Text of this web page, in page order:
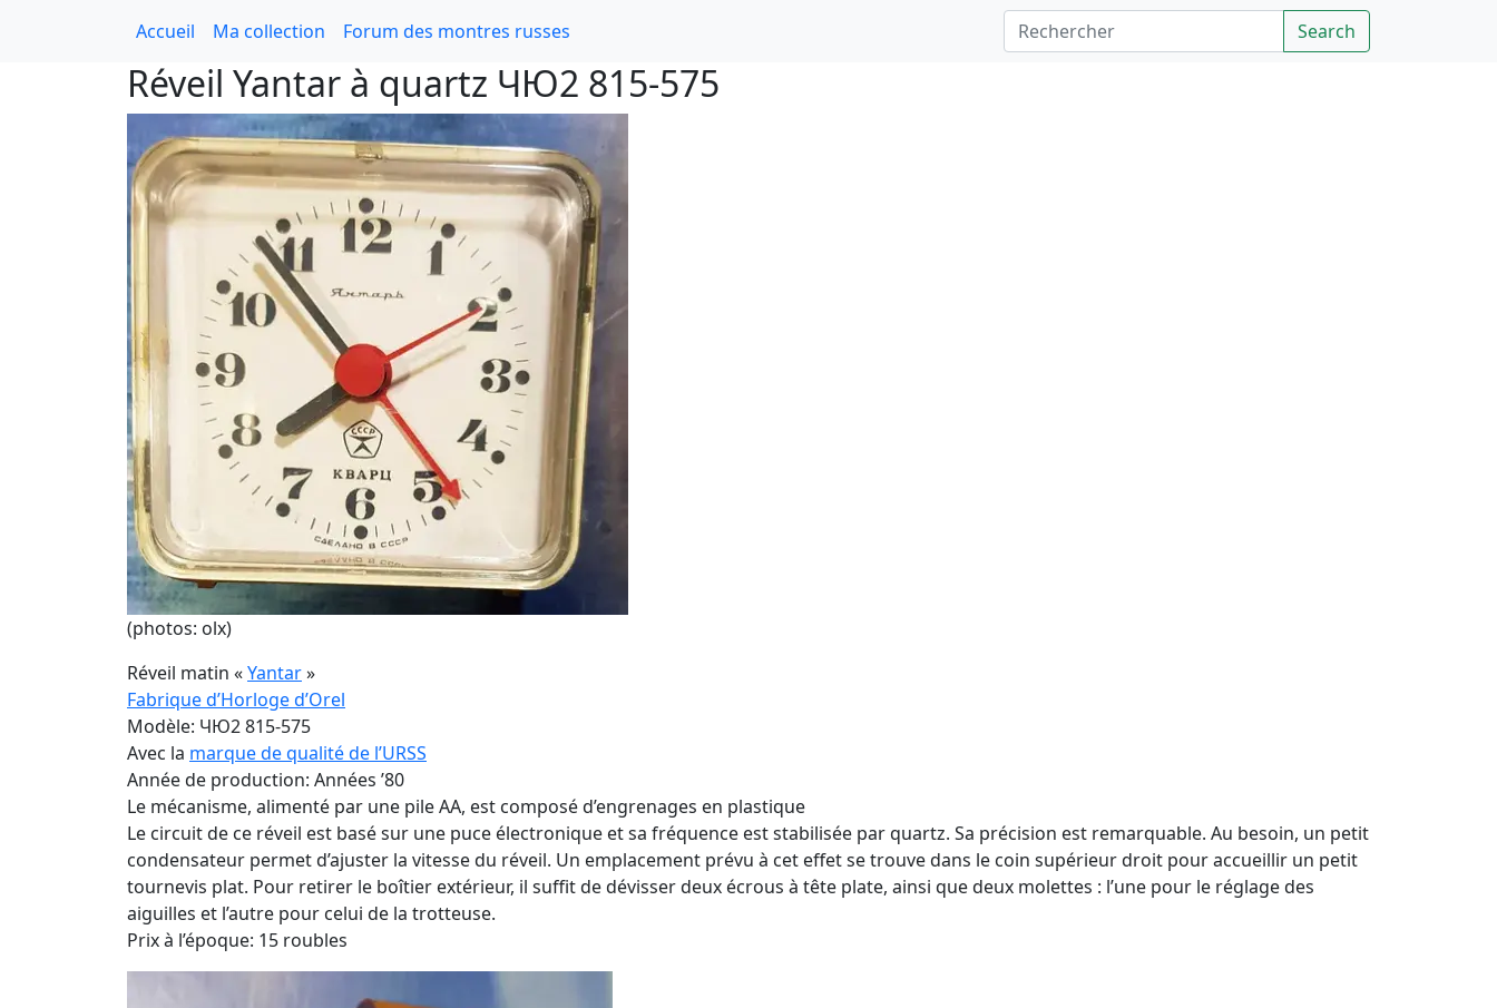
Accueil Ma collection Forum des montres russes Rechercher
Search
Réveil Yantar à quartz ЧЮ2 815-575
(photos: olx)
Réveil matin «Yantar»
Fabrique d’Horloge d’Orel
Modèle: ЧЮ2 815-575
Avec la marque de qualité de l’URSS
Année de production: Années ’80
Le mécanisme, alimenté par une pile AA, est composé d’engrenages en plastique
Le circuit de ce réveil est basé sur une puce électronique et sa fréquence est stabilisée par quartz. Sa précision est remarquable. Au besoin, un petit
condensateur permet d’ajuster la vitesse du réveil. Un emplacement prévu à cet effet se trouve dans le coin supérieur droit pour accueillir un petit
tournevis plat. Pour retirer le boîtier extérieur, il suffit de dévisser deux écrous à tête plate, ainsi que deux molettes : l’une pour le réglage des
aiguilles et l’autre pour celui de la trotteuse.
Prix à l’époque: 15 roubles